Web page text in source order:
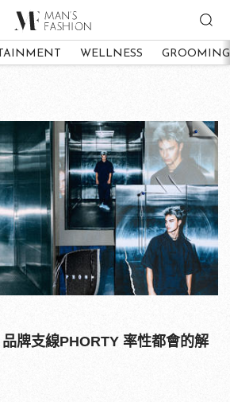
WELLNESS GROOMING
牌支線PHORTY 率性都會的解